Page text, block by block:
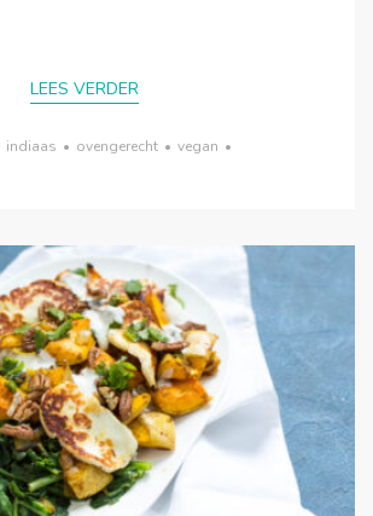
LEES VERDER
indiaas • ovengerecht • vegan •